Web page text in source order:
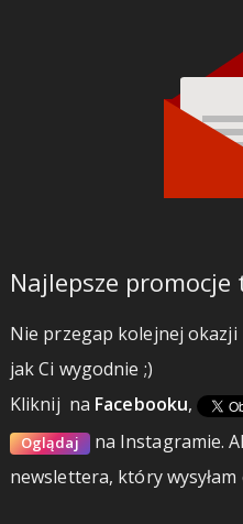
Najlepsze
Nie przegap kolejnej okazji
jak Ci wygodnie ;)
Kliknij na Facebooku,
Oglądaj na Instagramie.
newslettera, który wysyłam